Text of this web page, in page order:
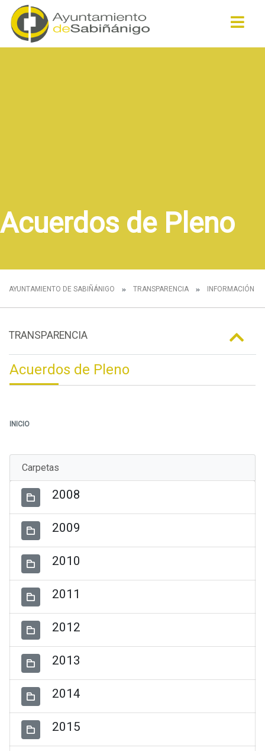
Acuerdos de Pleno
AYUNTAMIENTO DE SABIÑÁNIGO TRANSPARENCIA INFORMACIÓN
TRANSPARENCIA
Acuerdos de Pleno
INICIO
Carpetas
2008
2009
2010
2011
2012
2013
2014
2015